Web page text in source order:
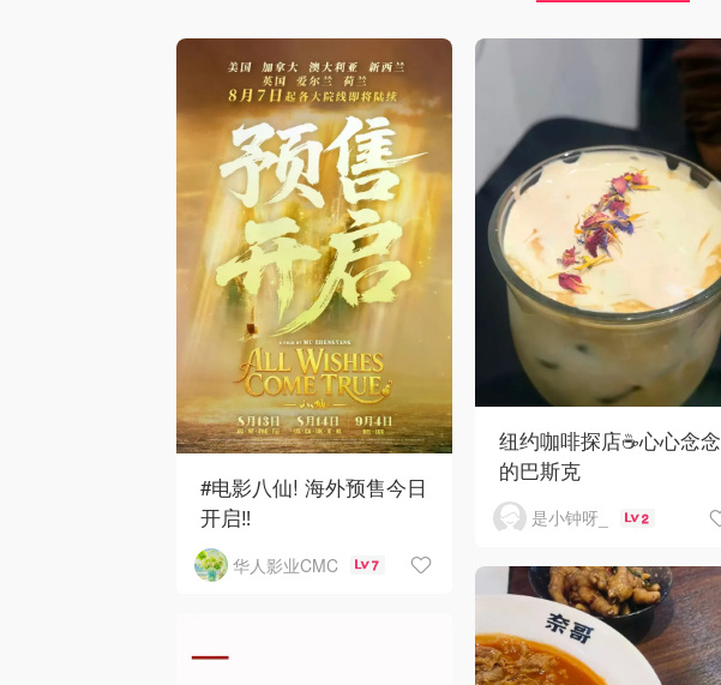
#电影八仙! 海外预售今日
开启‼️
华人影业CMC 7
纽约咖啡探店☕️心心念念
的巴斯克
是小钟呀_ 2